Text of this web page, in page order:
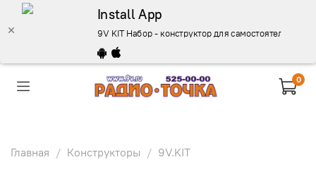
Install App
9V KIT Набор - конструктор для самостоятельной
0
Главная Конструкторы 9V.KIT